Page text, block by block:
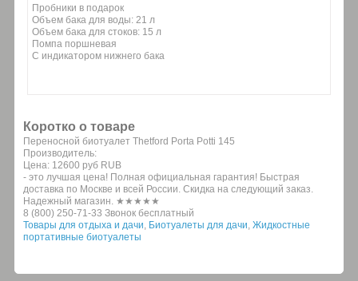
Пробники в подарок
Объем бака для воды: 21 л
Объем бака для стоков: 15 л
Помпа поршневая
C индикатором нижнего бака
Коротко о товаре
Переносной биотуалет Thetford Porta Potti 145
Производитель:
Цена: 12600 руб RUB
- это лучшая цена! Полная официальная гарантия! Быстрая
доставка по Москве и всей России. Скидка на следующий заказ.
Надежный магазин. ★★★★★
8 (800) 250-71-33 Звонок бесплатный
Товары для отдыха и дачи, Биотуалеты для дачи, Жидкостные
портативные биотуалеты